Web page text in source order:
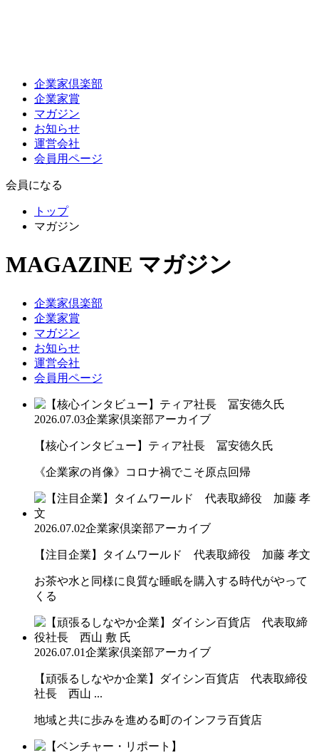
企業家倶楽部
企業家賞
マガジン
お知らせ
運営会社
会員用ページ
会員になる
トップ
マガジン
MAGAZINE マガジン
企業家倶楽部
企業家賞
マガジン
お知らせ
運営会社
会員用ページ
2026.07.03企業家倶楽部アーカイブ
【核心インタビュー】ティア社長 冨安徳久氏
《企業家の肖像》コロナ禍でこそ原点回帰
2026.07.02企業家倶楽部アーカイブ
【注目企業】タイムワールド 代表取締役 加藤 孝文
お茶や水と同様に良質な睡眠を購入する時代がやって
くる
2026.07.01企業家倶楽部アーカイブ
【頑張るしなやか企業】ダイシン百貨店 代表取締役
社長 西山 ...
地域と共に歩みを進める町のインフラ百貨店